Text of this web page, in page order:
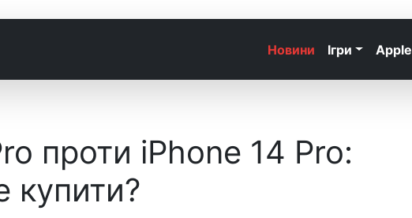
Новини Ігри Apple
проти iPhone 14 Pro:
купити?